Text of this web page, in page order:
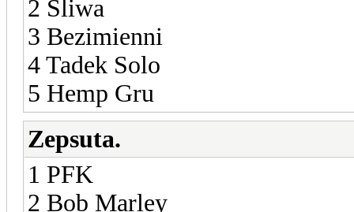
2 Śliwa
3 Bezimienni
4 Tadek Solo
5 Hemp Gru
Zepsuta.
1 PFK
2 Bob Marley